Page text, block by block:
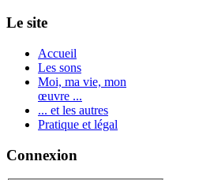
Le site
Accueil
Les sons
Moi, ma vie, mon
œuvre ...
... et les autres
Pratique et légal
Connexion